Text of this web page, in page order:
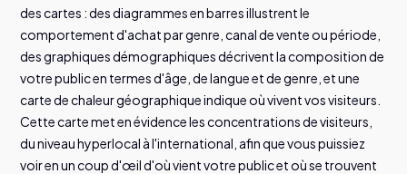
des cartes : des diagrammes en barres illustrent le
comportement d'achat par genre, canal de vente ou période,
des graphiques démographiques décrivent la composition de
votre public en termes d'âge, de langue et de genre, et une
carte de chaleur géographique indique où vivent vos visiteurs.
Cette carte met en évidence les concentrations de visiteurs,
du niveau hyperlocal à l'international, afin que vous puissiez
voir en un coup d'œil d'où vient votre public et où se trouvent